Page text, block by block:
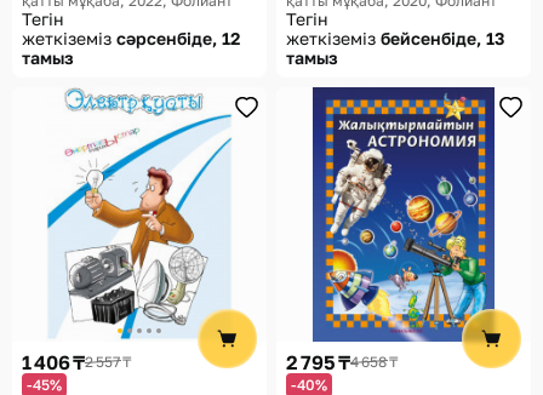
Тегін
жеткіземіз сәрсенбіде, 12
тамыз
Тегін
жеткіземіз бейсенбіде, 13
тамыз
1 406 ₸2 557 ₸
-45%
2 795 ₸4 658 ₸
-40%